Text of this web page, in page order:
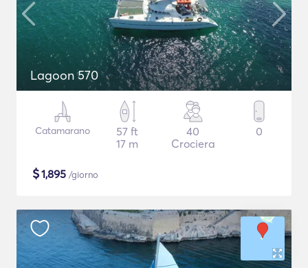
Lagoon 570
Catamarano
57 ft
17 m
40
Crociera
0
$1,895 /giorno